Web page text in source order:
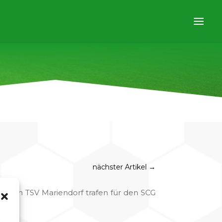
nächster Artikel →
TSV Mariendorf trafen für den SCG